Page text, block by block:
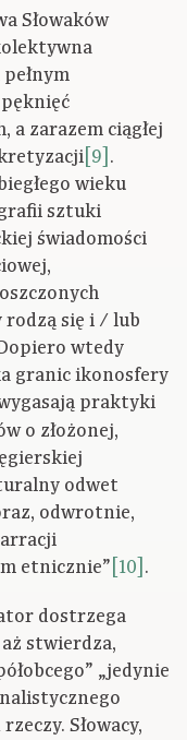
Słowaków
a zarazem ciągłej
[9] .
wieku
sztuki
świadomości
się i / lub
wtedy
granic ikonosfery
praktyki
o złożonej,
odwet
odwrotnie,
etnicznie” [10] .
dostrzega
stwierdza,
„jedynie
Słowacy,